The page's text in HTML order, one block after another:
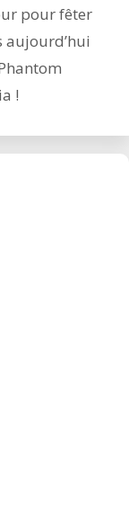
pour fêter
aujourd’hui
!